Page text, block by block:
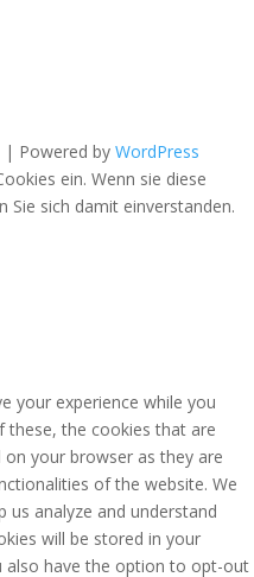
| Powered by WordPress
ein. Wenn sie diese
Sie sich damit einverstanden.
your experience while you
these, the cookies that are
your browser as they are
of the website. We
us analyze and understand
will be stored in your
also have the option to opt-out